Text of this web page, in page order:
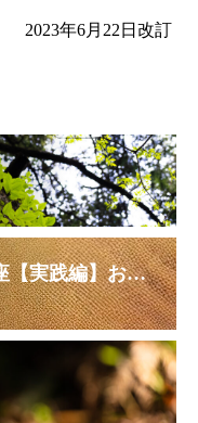
2023年6月22日改訂
2026年9月6日開催 基礎講座【実践編】お申し込み受付中